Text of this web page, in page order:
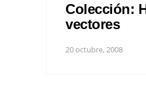
Colección:
vectores
20 octubre, 2008